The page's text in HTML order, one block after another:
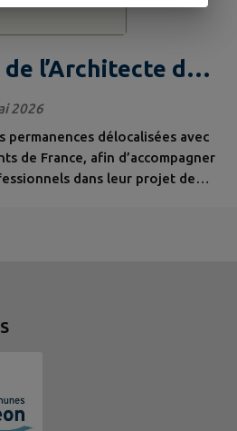
l’Architecte des
2026
permanences délocalisées avec
de France, afin d’accompagner
dans leur projet de